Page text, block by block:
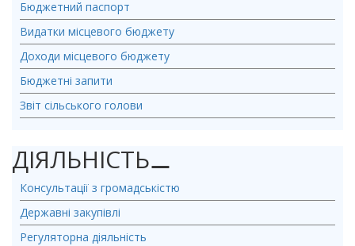
Бюджетний паспорт
Видатки місцевого бюджету
Доходи місцевого бюджету
Бюджетні запити
Звіт сільського голови
ДІЯЛЬНІСТЬ⚊
Консультації з громадськістю
Державні закупівлі
Регуляторна діяльність